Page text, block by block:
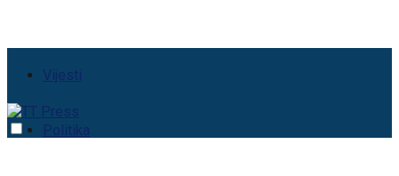
Vijesti
Politika